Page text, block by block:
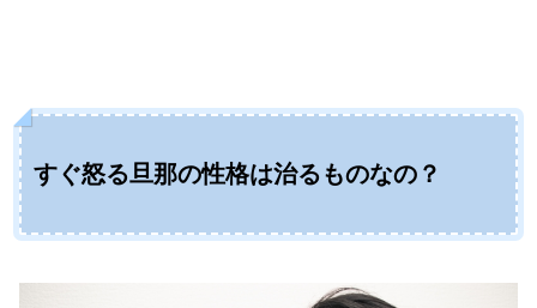
すぐ怒る旦那の性格は治るものなの？